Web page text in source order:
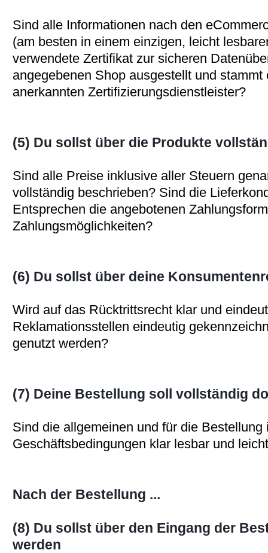
Sind alle Informationen nach den
(am besten in einem einzigen, leicht
verwendete Zertifikat zur sicheren
angegebenen Shop ausgestellt und
anerkannten Zertifizierungsdienstleister?
(5) Du sollst über die Produkte
Sind alle Preise inklusive aller Steuern
vollständig beschrieben? Sind die
Entsprechen die angebotenen
Zahlungsmöglichkeiten?
(6) Du sollst über deine
Wird auf das Rücktrittsrecht klar und
Reklamationsstellen eindeutig
genutzt werden?
(7) Deine Bestellung soll vollständig
Sind die allgemeinen und für die Bestellung
Geschäftsbedingungen klar lesbar und
Nach der Bestellung ...
(8) Du sollst über den Eingang der
werden